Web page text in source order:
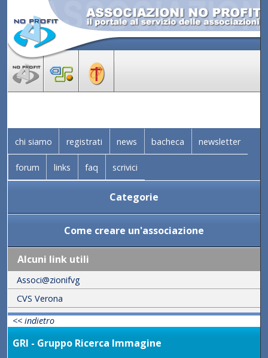
chi siamo registrati news bacheca newsletter
forum links faq scrivici
Categorie
Come creare un'associazione
Alcuni link utili
Associ@zionifvg
CVS Verona
<< indietro
GRI - Gruppo Ricerca Immagine